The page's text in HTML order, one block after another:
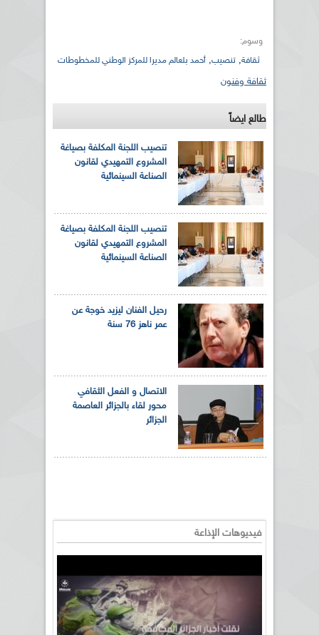
وسوم:
ثقافة, تنصيب, أحمد بلعالم مديرا للمركز الوطني للمخطوطات
ثقافة وفنون
طالع ايضاً
تنصيب اللجنة المكلفة بصياغة
المشروع التمهيدي لقانون
الصناعة السينمائية
تنصيب اللجنة المكلفة بصياغة
المشروع التمهيدي لقانون
الصناعة السينمائية
رحيل الفنان ليزيد خوجة عن
عمر ناهز 76 سنة
الاتصال و الفعل الثقافي
محور لقاء بالجزائر العاصمة
الجزائر
فيديوهات الإذاعة